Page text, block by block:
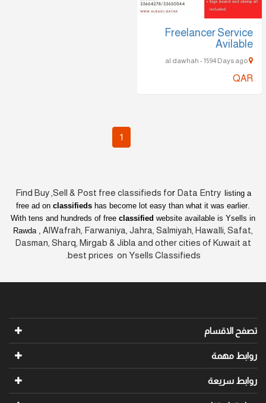
Freelancer Service
Avilable
QAR
1
Find Buy ,Sell & Post free classifieds for Data Entry listing a
free ad on classifieds has become lot easy than what it was earlier.
With tens and hundreds of free classified website available is Ysells in
Rawda ,
AlWafrah, Farwaniya, Jahra, Salmiyah, Hawalli, Safat,
Dasman, Sharq, Mirgab & Jibla and other cities of Kuwait at
best prices on Ysells Classifieds.
تصفح الاقسام
روابط مهمة
روابط سريعة